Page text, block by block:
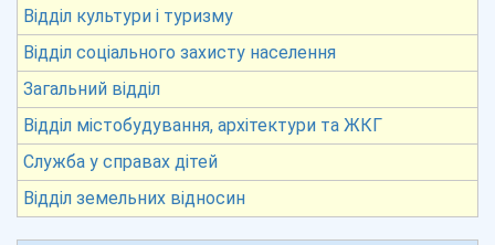
Відділ культури і туризму
Відділ соціального захисту населення
Загальний відділ
Відділ містобудування, архітектури та ЖКГ
Служба у справах дітей
Відділ земельних відносин